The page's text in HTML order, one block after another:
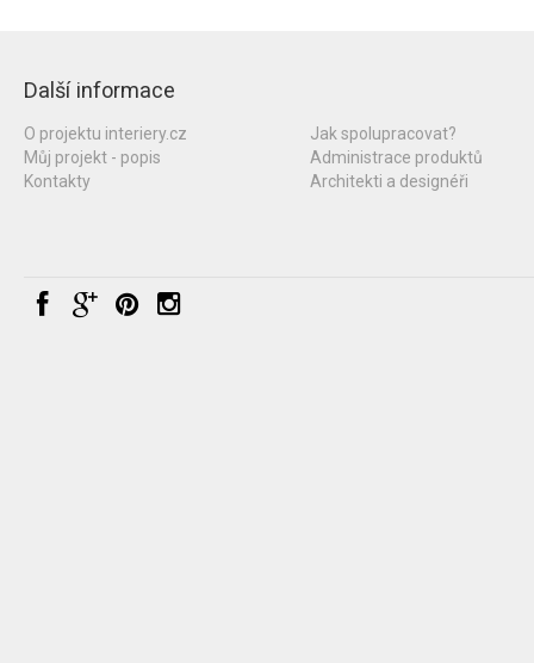
Další informace
O projektu interiery.cz
Můj projekt - popis
Kontakty
Jak spolupracovat?
Administrace produktů
Architekti a designéři